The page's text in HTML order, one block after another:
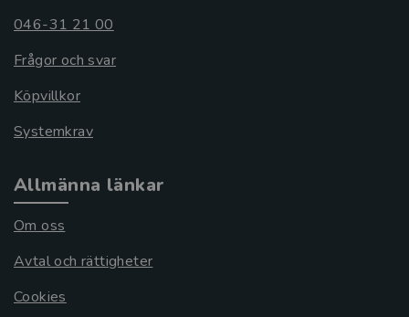
046-31 21 00
Frågor och svar
Köpvillkor
Systemkrav
Allmänna länkar
Om oss
Avtal och rättigheter
Cookies